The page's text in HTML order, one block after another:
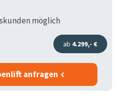
möglich
ab 4.299,- €
anfragen